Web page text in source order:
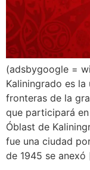
(adsbygoogle =
Kaliningrado es
fronteras de la
que participará
Óblast de
fue una ciudad
de 1945 se